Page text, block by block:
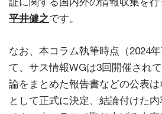
平井健之です。
なお、本コラム執筆時点（2024
て、サス情報WGは3回開催され
論をまとめた報告書などの公表
として正式に決定、結論付けた